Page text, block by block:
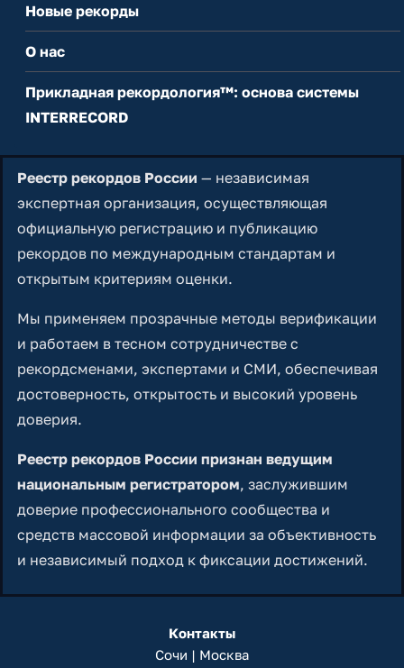
Новые рекорды
О нас
Прикладная рекордология™: основа системы
INTERRECORD
Реестр рекордов России — независимая
экспертная организация, осуществляющая
официальную регистрацию и публикацию
рекордов по международным стандартам и
открытым критериям оценки.
Мы применяем прозрачные методы верификации
и работаем в тесном сотрудничестве с
рекордсменами, экспертами и СМИ, обеспечивая
достоверность, открытость и высокий уровень
доверия.
Реестр рекордов России признан ведущим
национальным регистратором, заслужившим
доверие профессионального сообщества и
средств массовой информации за объективность
и независимый подход к фиксации достижений.
Контакты
Сочи | Москва